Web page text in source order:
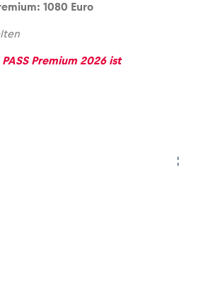
1080 Euro
Premium 2026 ist